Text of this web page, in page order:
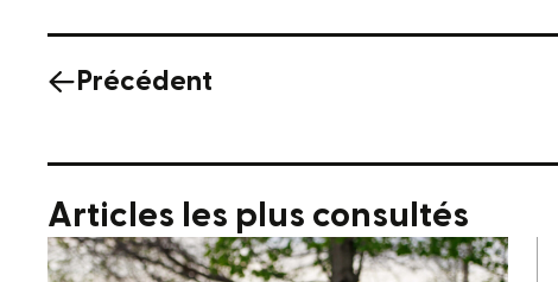
Précédent
Articles les plus consultés